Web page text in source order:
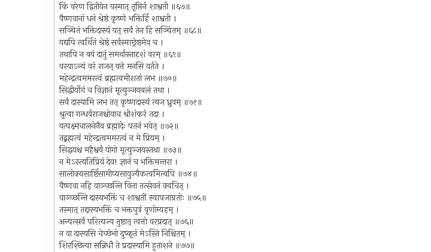
किं वरेण द्वितीयेन यस्मात् तृप्तिर्न शाश्वती ॥६७॥
वैष्णवानां धनं श्रेष्ठं कृष्णे भक्तिर्हि शाश्वती ।
सञ्चितं भक्तिदास्यं यत् सर्वं तेन हि सञ्चितम् ॥६८॥
यद्यपि त्वर्थितं श्रेष्ठं सर्वस्माछ्रेष्ठमेव च ।
तथापि न वयं दातुं समर्थास्तादृशं वरम् ॥६९॥
वरयाऽन्यं वरं राजन् यत्ते मनसि वर्तते ।
महेन्द्रत्वममरत्वं ब्रह्मत्वमीशतां लभ ॥७०॥
सिद्धीर्योगं च विज्ञानं मृत्युञ्जयबलं तथा ।
सर्वं दास्यामि लभ तत् कृष्णदास्यं त्यज ध्रुवम् ॥७१॥
श्रुत्वा गन्धर्वराजश्चोवाच श्रीशंकरं तदा ।
यत्पक्ष्मचालनेनैव ब्रह्मादेः पतनं भवेत् ॥७२॥
तद्ब्रह्मत्वं महेन्द्रत्वममरत्वं न मे प्रियम् ।
सिद्धयश्च महैश्वर्यं योगो मृत्युञ्जयस्तथा ॥७३॥
न मेऽस्त्यतिप्रियं देव! ज्ञानं च भक्तिमन्तरा ।
सालोक्यसार्ष्टिसामीप्यसायुज्यैकत्वमित्यपि ॥७४॥
वैष्णवा नहि वाञ्च्छन्ति विना तत्सेवनं क्वचित् ।
वाञ्च्छन्ति दास्यभक्तिं च शाश्वतीं स्वापजाग्रतोः ॥७५॥
तस्मात् तद्दास्यभक्तिं च भक्तपुत्रं वृणोम्यहम् ।
अन्यत्सर्वं परित्यज्य तुष्टात् त्वत्तो वरप्रदात् ॥७६॥
न वा दास्यसि चेच्छंभो दुष्कृतं मेऽस्ति निश्चितम् ।
शिरश्छित्वा सन्निधौ ते प्रदास्यामि हुताशने ॥७७॥